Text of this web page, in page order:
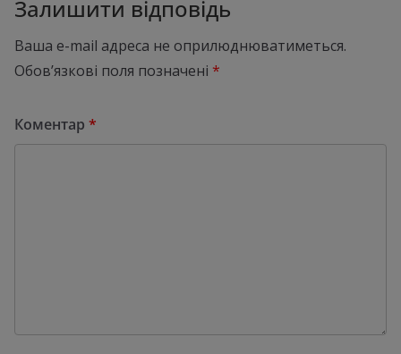
Залишити відповідь
Ваша e-mail адреса не оприлюднюватиметься.
Обов’язкові поля позначені *
Коментар *